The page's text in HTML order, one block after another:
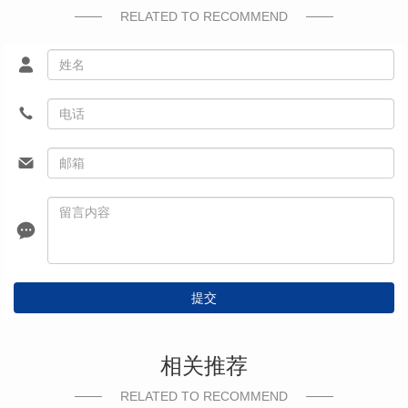
RELATED TO RECOMMEND
提交
相关推荐
RELATED TO RECOMMEND